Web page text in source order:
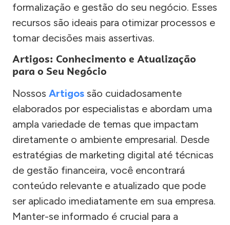
formalização e gestão do seu negócio. Esses
recursos são ideais para otimizar processos e
tomar decisões mais assertivas.
Artigos: Conhecimento e Atualização
para o Seu Negócio
Nossos Artigos são cuidadosamente
elaborados por especialistas e abordam uma
ampla variedade de temas que impactam
diretamente o ambiente empresarial. Desde
estratégias de marketing digital até técnicas
de gestão financeira, você encontrará
conteúdo relevante e atualizado que pode
ser aplicado imediatamente em sua empresa.
Manter-se informado é crucial para a